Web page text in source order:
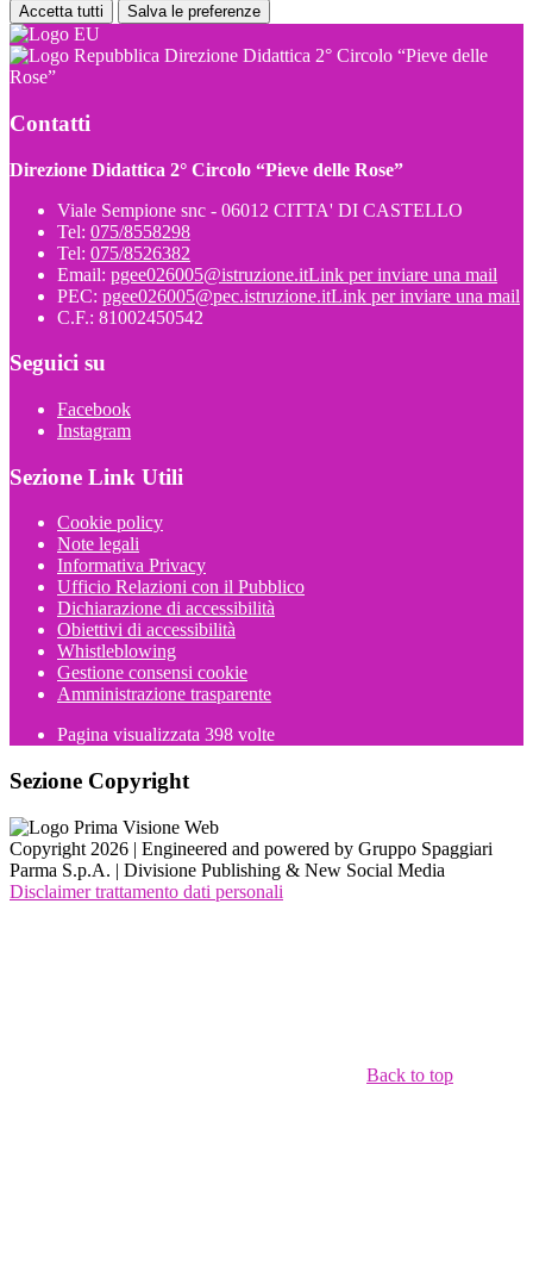
Accetta tutti Salva le preferenze
Direzione Didattica 2° Circolo “Pieve delle
Rose”
Contatti
Direzione Didattica 2° Circolo “Pieve delle Rose”
Viale Sempione snc - 06012 CITTA' DI CASTELLO
Tel: 075/8558298
Tel: 075/8526382
Email: pgee026005@istruzione.itLink per inviare una mail
PEC: pgee026005@pec.istruzione.itLink per inviare una mail
C.F.: 81002450542
Seguici su
Facebook
Instagram
Sezione Link Utili
Cookie policy
Note legali
Informativa Privacy
Ufficio Relazioni con il Pubblico
Dichiarazione di accessibilità
Obiettivi di accessibilità
Whistleblowing
Gestione consensi cookie
Amministrazione trasparente
Pagina visualizzata 398 volte
Sezione Copyright
Copyright 2026 | Engineered and powered by Gruppo Spaggiari
Parma S.p.A. | Divisione Publishing & New Social Media
Disclaimer trattamento dati personali
Back to top